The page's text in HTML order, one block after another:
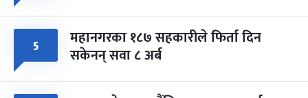
५ महानगरका १८७ सहकारीले फिर्ता दिन
सकेनन् सवा ८ अर्ब